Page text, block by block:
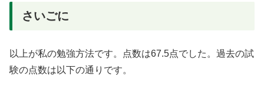
さいごに
以上が私の勉強方法です。点数は67.5点でした。過去の試
験の点数は以下の通りです。